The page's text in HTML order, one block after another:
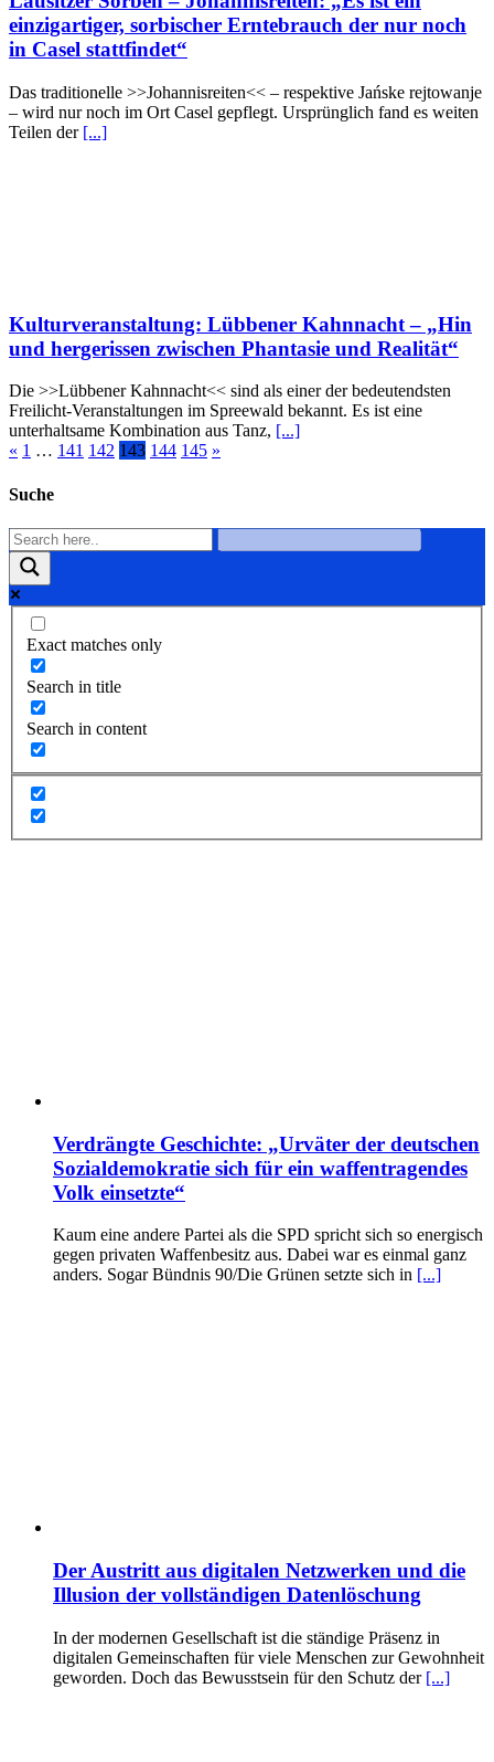
einzigartiger, sorbischer Erntebrauch der nur noch
in Casel stattfindet“
Das traditionelle >>Johannisreiten<< – respektive Jańske rejtowanje
– wird nur noch im Ort Casel gepflegt. Ursprünglich fand es weiten
Teilen der [...]
Kulturveranstaltung: Lübbener Kahnnacht – „Hin
und hergerissen zwischen Phantasie und Realität“
Die >>Lübbener Kahnnacht<< sind als einer der bedeutendsten
Freilicht-Veranstaltungen im Spreewald bekannt. Es ist eine
unterhaltsame Kombination aus Tanz, [...]
« 1 … 141 142 143 144 145 »
Suche
Exact matches only
Search in title
Search in content
Verdrängte Geschichte: „Urväter der deutschen
Sozialdemokratie sich für ein waffentragendes
Volk einsetzte“
Kaum eine andere Partei als die SPD spricht sich so energisch
gegen privaten Waffenbesitz aus. Dabei war es einmal ganz
anders. Sogar Bündnis 90/Die Grünen setzte sich in [...]
Der Austritt aus digitalen Netzwerken und die
Illusion der vollständigen Datenlöschung
In der modernen Gesellschaft ist die ständige Präsenz in
digitalen Gemeinschaften für viele Menschen zur Gewohnheit
geworden. Doch das Bewusstsein für den Schutz der [...]